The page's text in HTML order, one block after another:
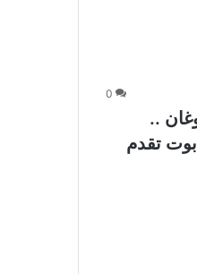
0
..
تقدم